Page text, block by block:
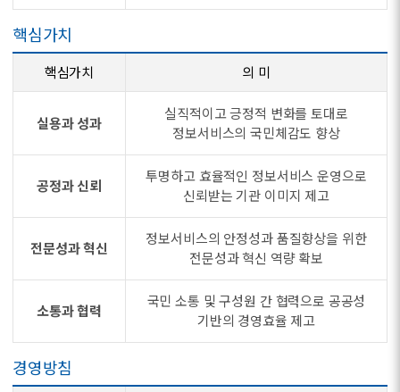
핵심가치
핵심가치 의 미
실용과 성과
실직적이고 긍정적 변화를 토대로
정보서비스의 국민체감도 향상
공정과 신뢰
투명하고 효율적인 정보서비스 운영으로
신뢰받는 기관 이미지 제고
전문성과 혁신
정보서비스의 안정성과 품질향상을 위한
전문성과 혁신 역량 확보
소통과 협력
국민 소통 및 구성원 간 협력으로 공공성
기반의 경영효율 제고
경영방침